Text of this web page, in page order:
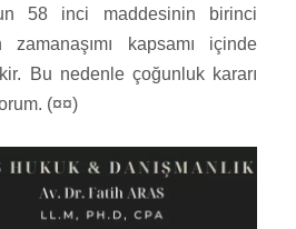
58 inci maddesinin birinci
zamanaşımı kapsamı içinde
Bu nedenle çoğunluk kararı
(¤¤)